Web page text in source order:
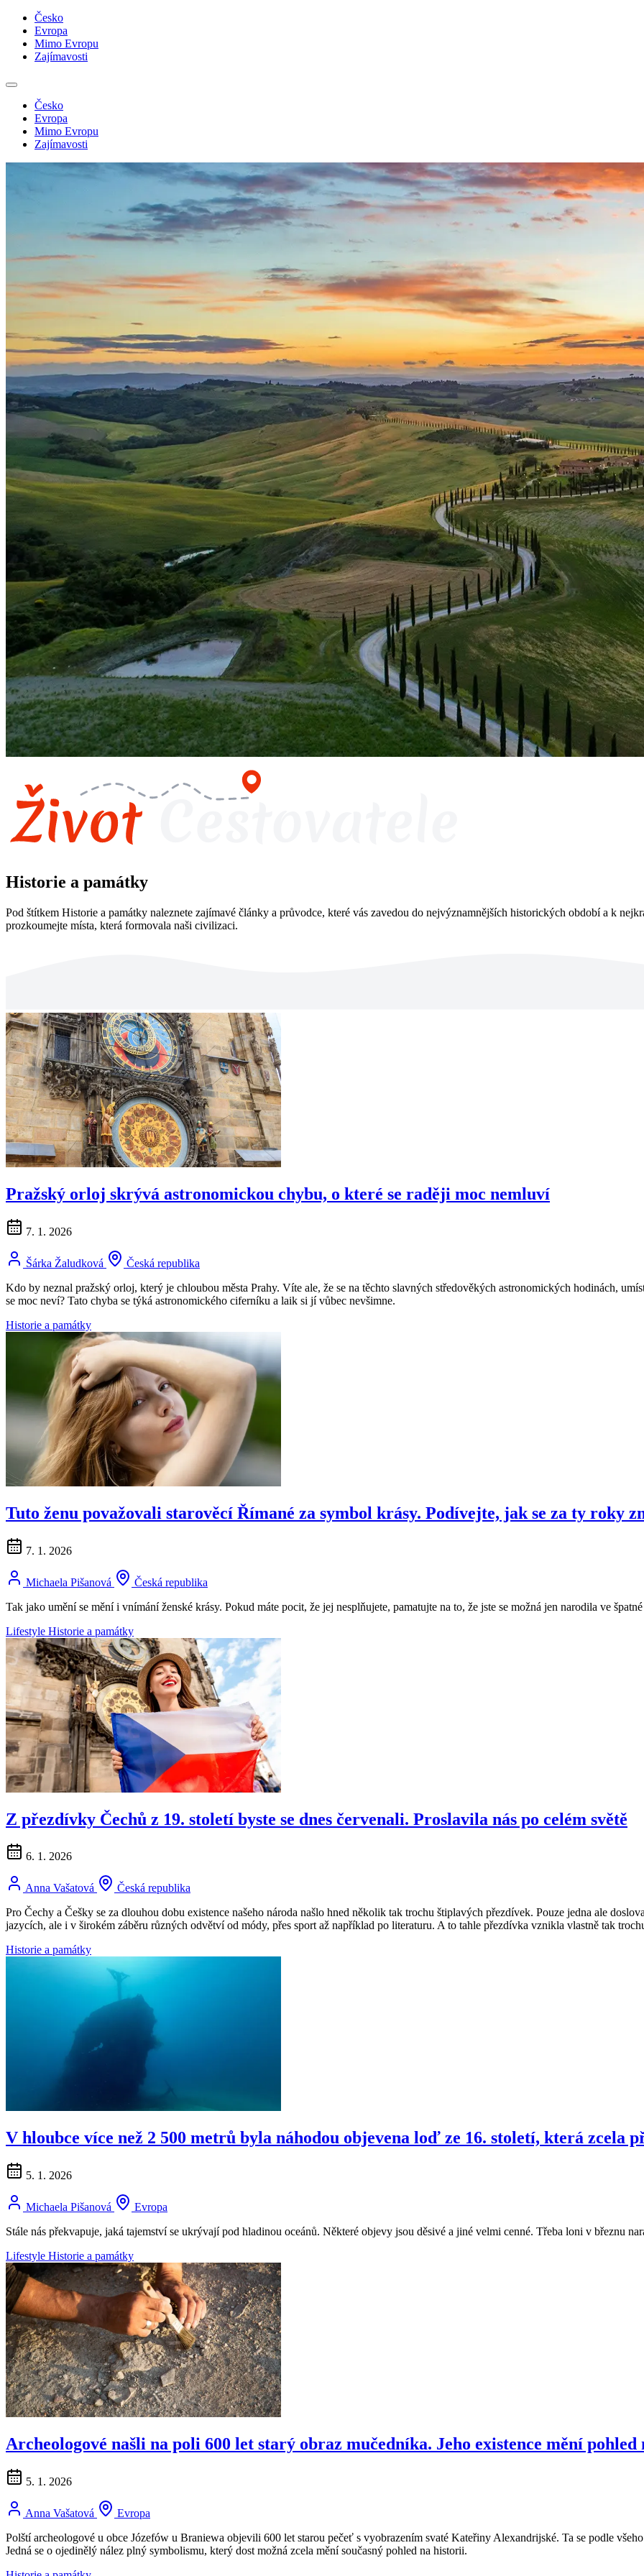
Česko
Evropa
Mimo Evropu
Zajímavosti
Česko
Evropa
Mimo Evropu
Zajímavosti
Historie a památky
Pod štítkem Historie a památky naleznete zajímavé články a průvodce, které vás zavedou do nejvýznamnějších historických období a k
prozkoumejte místa, která formovala naši civilizaci.
Pražský orloj skrývá astronomickou chybu, o které se raději moc nemluví
7. 1. 2026
Šárka Žaludková
Česká republika
Kdo by neznal pražský orloj, který je chloubou města Prahy. Víte ale, že se na těchto slavných středověkých astronomických hodinách,
se moc neví? Tato chyba se týká astronomického ciferníku a laik si jí vůbec nevšimne.
Historie a památky
Tuto ženu považovali starověcí Římané za symbol krásy. Podívejte, jak se za ty roky
7. 1. 2026
Michaela Pišanová
Česká republika
Tak jako umění se mění i vnímání ženské krásy. Pokud máte pocit, že jej nesplňujete, pamatujte na to, že jste se možná jen narodila ve
Lifestyle Historie a památky
Z přezdívky Čechů z 19. století byste se dnes červenali. Proslavila nás po celém světě
6. 1. 2026
Anna Vašatová
Česká republika
Pro Čechy a Češky se za dlouhou dobu existence našeho národa našlo hned několik tak trochu štiplavých přezdívek. Pouze jedna ale
jazycích, ale i v širokém záběru různých odvětví od módy, přes sport až například po literaturu. A to tahle přezdívka vznikla vlastně tak
Historie a památky
V hloubce více než 2 500 metrů byla náhodou objevena loď ze 16. století, která
5. 1. 2026
Michaela Pišanová
Evropa
Stále nás překvapuje, jaká tajemství se ukrývají pod hladinou oceánů. Některé objevy jsou děsivé a jiné velmi cenné. Třeba loni v březnu
Lifestyle Historie a památky
Archeologové našli na poli 600 let starý obraz mučedníka. Jeho existence mění
5. 1. 2026
Anna Vašatová
Evropa
Polští archeologové u obce Józefów u Braniewa objevili 600 let starou pečeť s vyobrazením svaté Kateřiny Alexandrijské. Ta se podle
Jedná se o ojedinělý nález plný symbolismu, který dost možná zcela mění současný pohled na historii.